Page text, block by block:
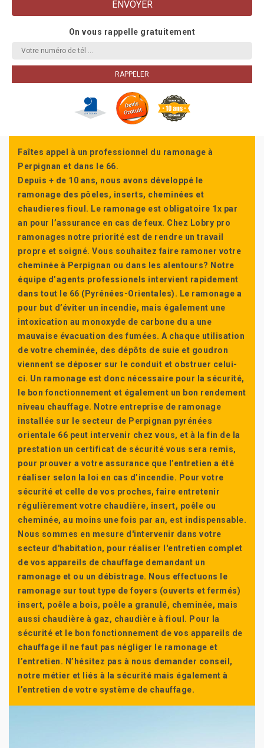
On vous rappelle gratuitement
Faîtes appel à un professionnel du ramonage à
Perpignan et dans le 66.
Depuis + de 10 ans, nous avons développé le
ramonage des pôeles, inserts, cheminées et
chaudieres fioul. Le ramonage est obligatoire 1x par
an pour l’assurance en cas de feux. Chez Lobry pro
ramonages notre priorité est de rendre un travail
propre et soigné. Vous souhaitez faire ramoner votre
cheminée à Perpignan ou dans les alentours? Notre
équipe d’agents professionels intervient rapidement
dans tout le 66 (Pyrénées-Orientales). Le ramonage a
pour but d’éviter un incendie, mais également une
intoxication au monoxyde de carbone du a une
mauvaise évacuation des fumées. A chaque utilisation
de votre cheminée, des dépôts de suie et goudron
viennent se déposer sur le conduit et obstruer celui-
ci. Un ramonage est donc nécessaire pour la sécurité,
le bon fonctionnement et également un bon rendement
niveau chauffage. Notre entreprise de ramonage
installée sur le secteur de Perpignan pyrénées
orientale 66 peut intervenir chez vous, et à la fin de la
prestation un certificat de sécurité vous sera remis,
pour prouver a votre assurance que l’entretien a été
réaliser selon la loi en cas d’incendie. Pour votre
sécurité et celle de vos proches, faire entretenir
régulièrement votre chaudière, insert, poêle ou
cheminée, au moins une fois par an, est indispensable.
Nous sommes en mesure d'intervenir dans votre
secteur d'habitation, pour réaliser l'entretien complet
de vos appareils de chauffage demandant un
ramonage et ou un débistrage. Nous effectuons le
ramonage sur tout type de foyers (ouverts et fermés)
insert, poêle a bois, poêle a granulé, cheminée, mais
aussi chaudière à gaz, chaudière à fioul. Pour la
sécurité et le bon fonctionnement de vos appareils de
chauffage il ne faut pas négliger le ramonage et
l’entretien. N’hésitez pas à nous demander conseil,
notre métier et liés à la sécurité mais également à
l’entretien de votre système de chauffage.